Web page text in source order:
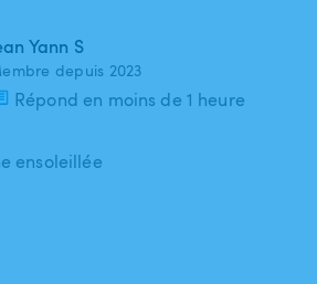
Yann S
depuis 2023
Répond en moins de 1 heure
ensoleillée